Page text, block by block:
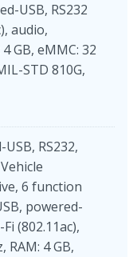
USB, RS232
audio,
GB, eMMC: 32
STD 810G,
RS232,
6 function
powered-
(802.11ac),
RAM: 4 GB,